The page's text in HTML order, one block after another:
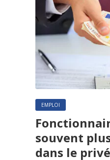
EMPLOI
souvent
dans le